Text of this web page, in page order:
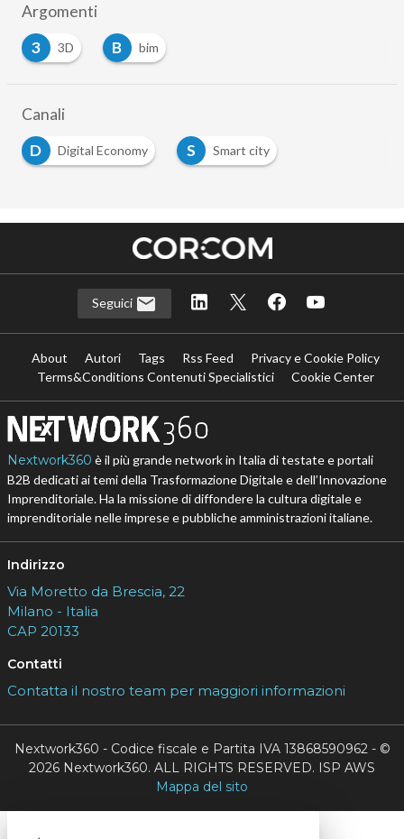
Argomenti
3
3D B bim
Canali
D
Digital Economy S Smart city
Seguici
About Autori Tags Rss Feed
Privacy e Cookie Policy
Terms&Conditions Contenuti Specialistici
Cookie Center
Nextwork360 è il più grande network in Italia di testate e portali
B2B dedicati ai temi della Trasformazione Digitale e dell’Innovazione
Imprenditoriale. Ha la missione di diffondere la cultura digitale e
imprenditoriale nelle imprese e pubbliche amministrazioni italiane.
Indirizzo
Via Moretto da Brescia, 22
Milano - Italia
CAP 20133
Contatti
Contatta il nostro team per maggiori informazioni
Nextwork360 - Codice fiscale e Partita IVA 13868590962 - ©
2026 Nextwork360. ALL RIGHTS RESERVED. ISP AWS
Mappa del sito